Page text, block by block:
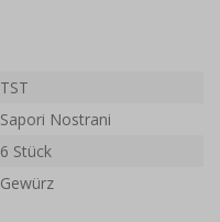
TST
Sapori Nostrani
6 Stück
Gewürz